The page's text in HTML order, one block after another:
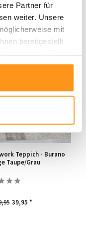
Partner für
weiter. Unsere
mit
bereitgestellt
Teppich - Burano
Taupe/Grau
39,95 *